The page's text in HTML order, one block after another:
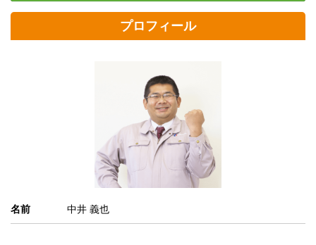
プロフィール
名前 中井 義也